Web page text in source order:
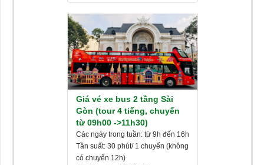
Giá vé xe bus 2 tầng Sài
Gòn (tour 4 tiếng, chuyến
từ 09h00 ->11h30)
Các ngày trong tuần: từ 9h đến 16h
Tần suất: 30 phút/ 1 chuyến (không
có chuyến 12h)